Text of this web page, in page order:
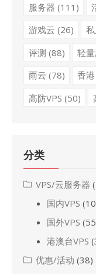
服务器 (111)
游戏云 (26)
评测 (88) 轻
雨云 (78) 香港
高防VPS (50)
分类
VPS/云服务器
国内VPS
国外VPS
港澳台VPS
优惠/活动 (38)